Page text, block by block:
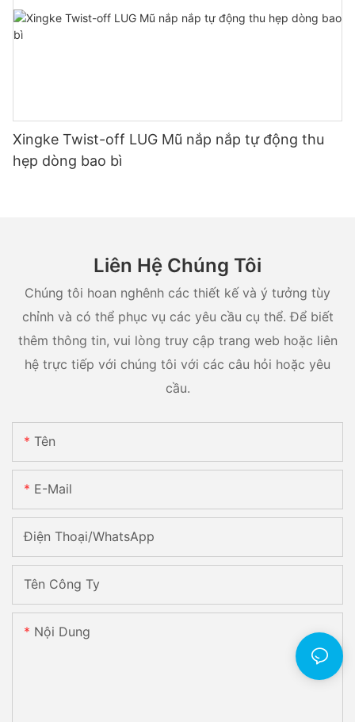
Xingke Twist-off LUG Mũ nắp nắp tự động thu
hẹp dòng bao bì
Liên Hệ Chúng Tôi
Chúng tôi hoan nghênh các thiết kế và ý tưởng tùy
chỉnh và có thể phục vụ các yêu cầu cụ thể. Để biết
thêm thông tin, vui lòng truy cập trang web hoặc liên
hệ trực tiếp với chúng tôi với các câu hỏi hoặc yêu
cầu.
Tên
E-Mail
Điện Thoại/WhatsApp
Tên Công Ty
Nội Dung